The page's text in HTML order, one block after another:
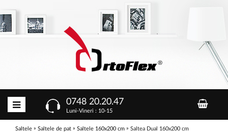
0748 20.20.47
Luni-Vineri : 10-15
Saltele » Saltele de pat » Saltele 160x200 cm » Saltea Dual 160x200 cm